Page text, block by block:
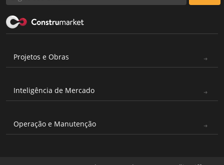
Projetos e Obras
Inteligência de Mercado
Operação e Manutenção